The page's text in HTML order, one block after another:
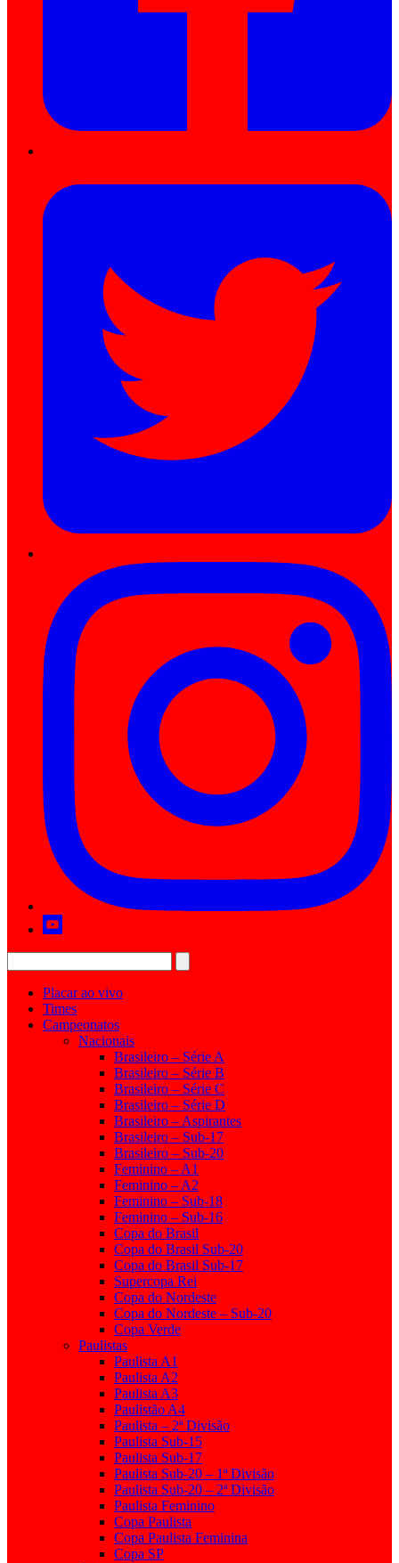
Placar ao vivo
Times
Campeonatos
Nacionais
Brasileiro – Série A
Brasileiro – Série B
Brasileiro – Série C
Brasileiro – Série D
Brasileiro – Aspirantes
Brasileiro – Sub-17
Brasileiro – Sub-20
Feminino – A1
Feminino – A2
Feminino – Sub-18
Feminino – Sub-16
Copa do Brasil
Copa do Brasil Sub-20
Copa do Brasil Sub-17
Supercopa Rei
Copa do Nordeste
Copa do Nordeste – Sub-20
Copa Verde
Paulistas
Paulista A1
Paulista A2
Paulista A3
Paulistão A4
Paulista – 2ª Divisão
Paulista Sub-15
Paulista Sub-17
Paulista Sub-20 – 1ª Divisão
Paulista Sub-20 – 2ª Divisão
Paulista Feminino
Copa Paulista
Copa Paulista Feminina
Copa SP